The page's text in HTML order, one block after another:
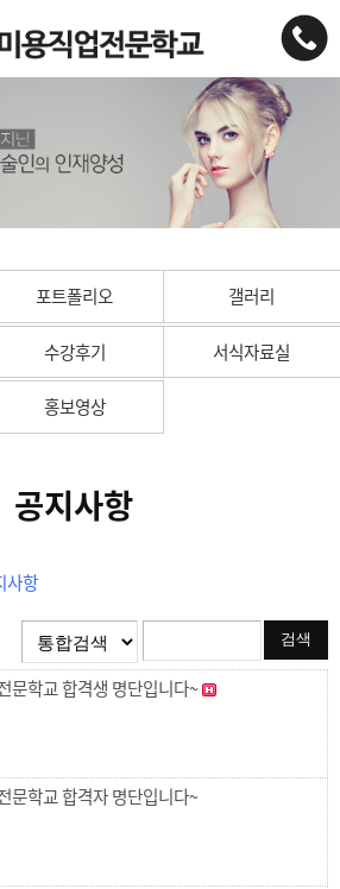
포트폴리오 갤러리
수강후기 서식자료실
홍보영상
공지사항
사항
문학교 합격생 명단입니다~
문학교 합격자 명단입니다~